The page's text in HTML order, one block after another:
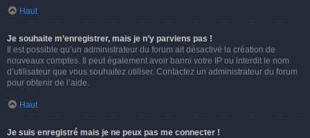
Haut
Je souhaite m’enregistrer, mais je n’y parviens pas !
Il est possible qu’un administrateur du forum ait désactivé la création de
nouveaux comptes. Il peut également avoir banni votre IP ou interdit le nom
d’utilisateur que vous souhaitez utiliser. Contactez un administrateur du forum
pour obtenir de l’aide.
Haut
Je suis enregistré mais je ne peux pas me connecter !